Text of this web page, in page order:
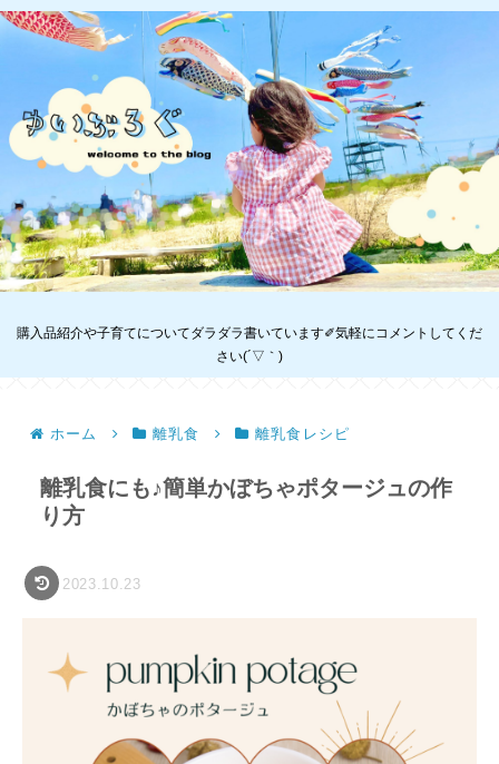
購入品紹介や子育てについてダラダラ書いています✐気軽にコメントしてくだ
さい(´▽｀)
ホーム 離乳食 離乳食レシピ
離乳食にも♪簡単かぼちゃポタージュの作
り方
2023.10.23